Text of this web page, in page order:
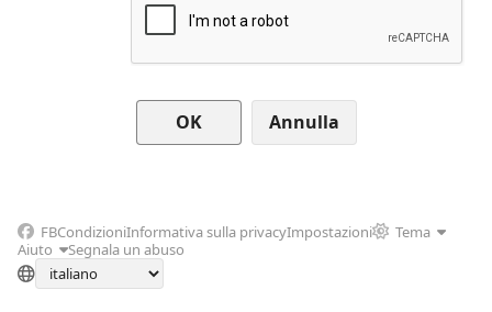
Annulla
FBCondizioniInformativa sulla privacyImpostazioni
Tema
Aiuto
Segnala un abuso